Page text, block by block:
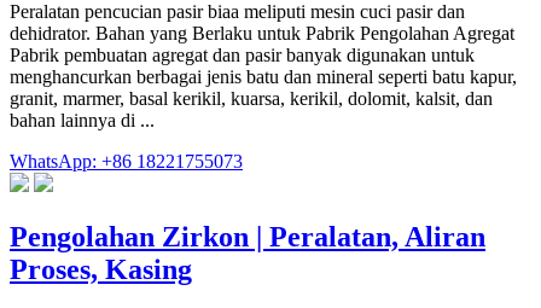
Peralatan pencucian pasir biaa meliputi mesin cuci pasir dan
dehidrator. Bahan yang Berlaku untuk Pabrik Pengolahan Agregat
Pabrik pembuatan agregat dan pasir banyak digunakan untuk
menghancurkan berbagai jenis batu dan mineral seperti batu kapur,
granit, marmer, basal kerikil, kuarsa, kerikil, dolomit, kalsit, dan
bahan lainnya di ...
WhatsApp: +86 18221755073
Pengolahan Zirkon | Peralatan, Aliran
Proses, Kasing